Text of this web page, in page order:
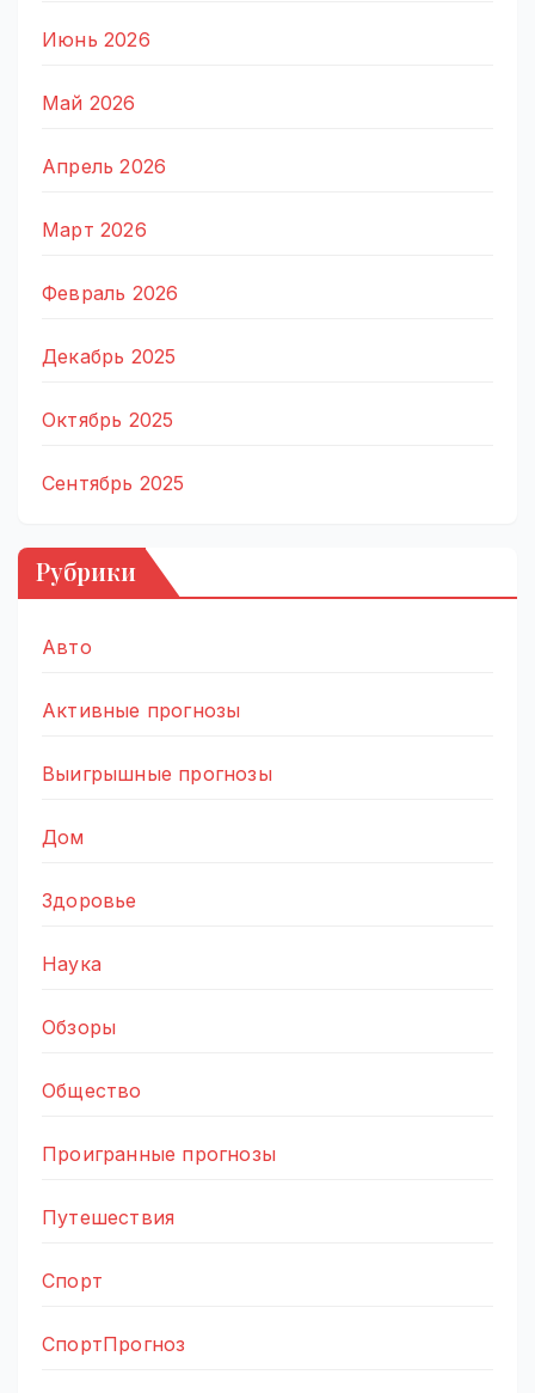
Июнь 2026
Май 2026
Апрель 2026
Март 2026
Февраль 2026
Декабрь 2025
Октябрь 2025
Сентябрь 2025
Рубрики
Авто
Активные прогнозы
Выигрышные прогнозы
Дом
Здоровье
Наука
Обзоры
Общество
Проигранные прогнозы
Путешествия
Спорт
СпортПрогноз